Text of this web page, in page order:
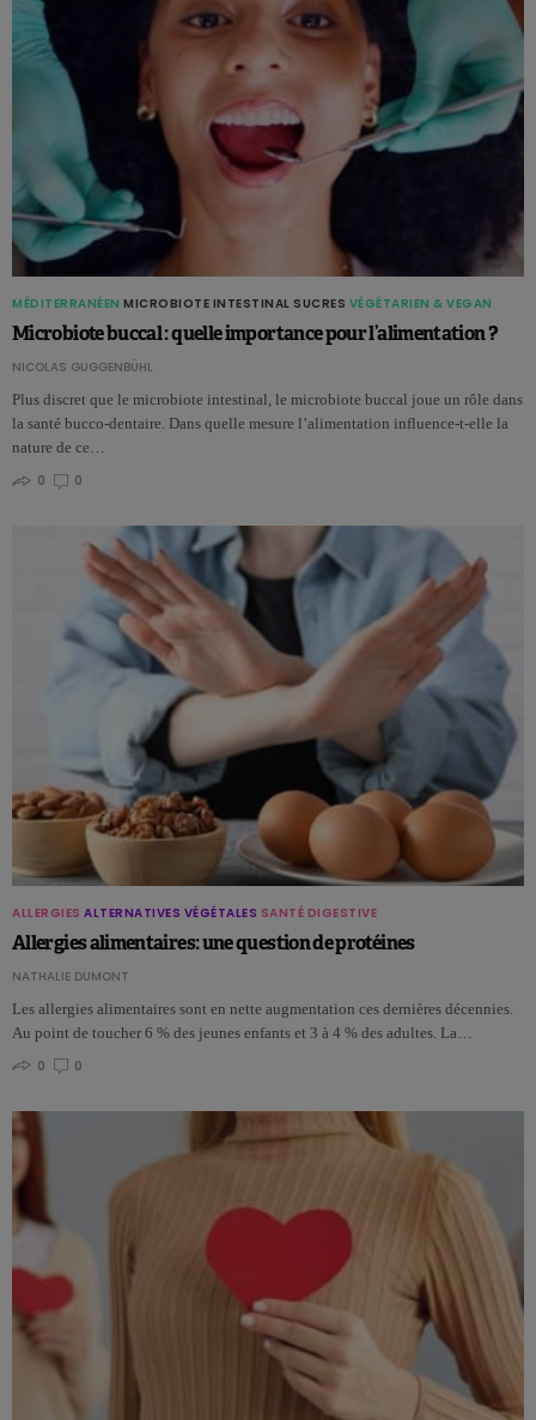
MÉDITERRANÉEN MICROBIOTE INTESTINAL SUCRES VÉGÉTARIEN & VEGAN
Microbiote buccal : quelle importance pour l’alimentation ?
NICOLAS GUGGENBÜHL
Plus discret que le microbiote intestinal, le microbiote buccal joue un rôle dans
la santé bucco-dentaire. Dans quelle mesure l’alimentation influence-t-elle la
nature de ce…
0
0
ALLERGIES ALTERNATIVES VÉGÉTALES SANTÉ DIGESTIVE
Allergies alimentaires: une question de protéines
NATHALIE DUMONT
Les allergies alimentaires sont en nette augmentation ces dernières décennies.
Au point de toucher 6 % des jeunes enfants et 3 à 4 % des adultes. La…
0
0